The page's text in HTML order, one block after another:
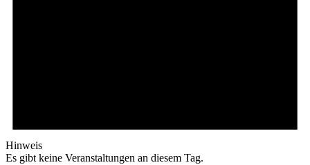
Hinweis
Es gibt keine Veranstaltungen an diesem Tag.